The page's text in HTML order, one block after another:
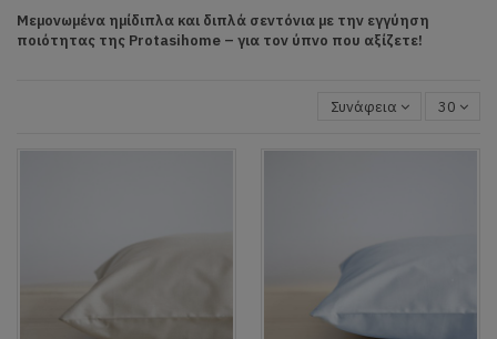
Μεμονωμένα ημίδιπλα και διπλά σεντόνια με την εγγύηση
ποιότητας της Protasihome – για τον ύπνο που αξίζετε!
Συνάφεια 30